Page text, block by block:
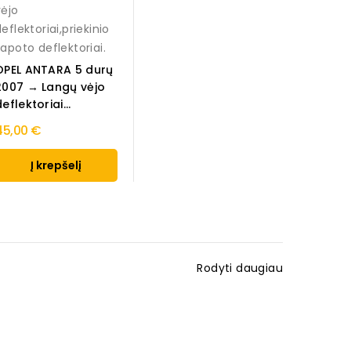
deflektoriai.
ANTARA 5 durų
→ Langų vėjo
€
Į krepšelį
Rodyti daugiau